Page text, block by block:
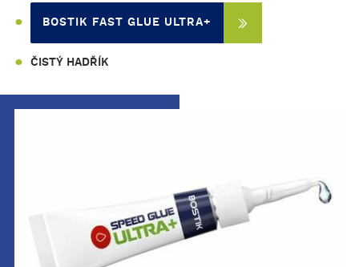
BOSTIK FAST GLUE ULTRA+
ČISTÝ HADŘÍK